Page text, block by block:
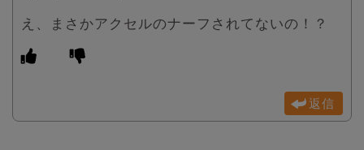
え、まさかアクセルのナーフされてないの！？
返信